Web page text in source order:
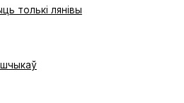
толькі лянівы